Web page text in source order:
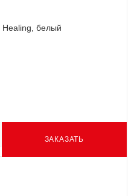
Healing, белый
ЗАКАЗАТЬ